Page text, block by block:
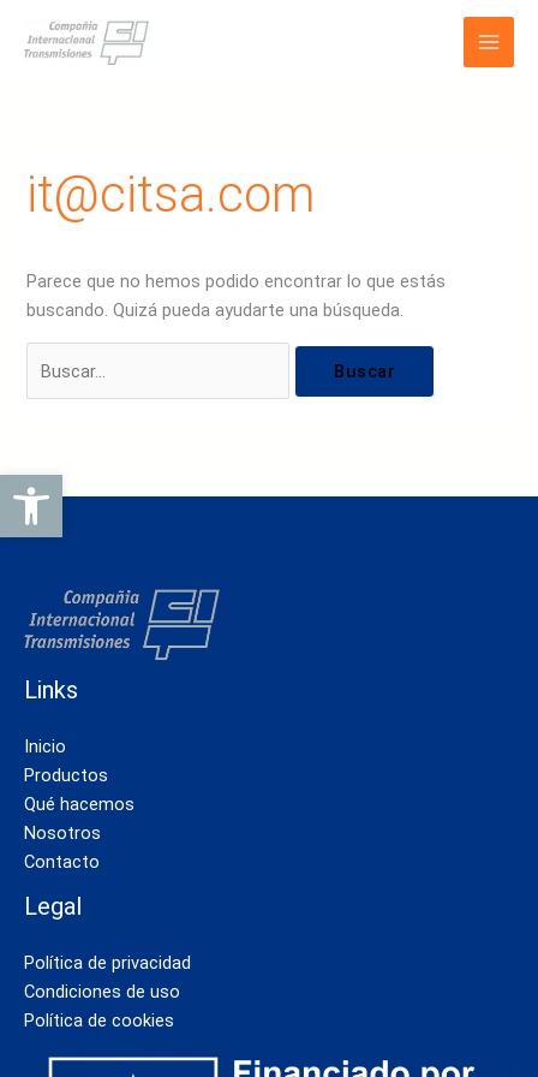
Main
it@citsa.com
Parece que no hemos podido encontrar lo que estás
buscando. Quizá pueda ayudarte una búsqueda.
por:
Links
Inicio
Productos
Qué hacemos
Nosotros
Contacto
Legal
Política de privacidad
Condiciones de uso
Política de cookies
Abrir barra de herramientas